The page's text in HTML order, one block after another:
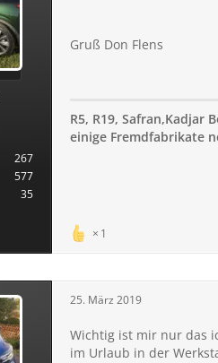
267
577
35
Gruß Don Flens
R5, R19, Safran,Kadjar
einige Fremdfabrikate
1
25. März 2019
Wichtig ist mir nur das
im Urlaub in der